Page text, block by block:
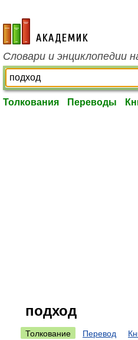
academic.ru
Словари и энциклопедии
Толкования Переводы
подход
Толкование Перевод